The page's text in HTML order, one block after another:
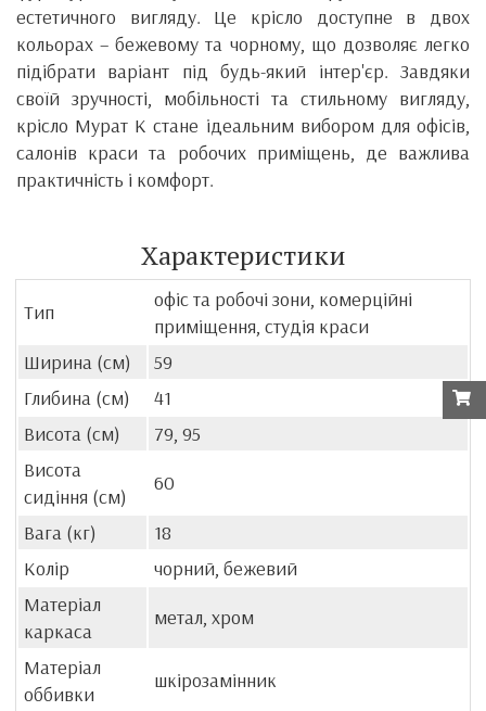
естетичного вигляду. Це крісло доступне в двох
кольорах – бежевому та чорному, що дозволяє легко
підібрати варіант під будь-який інтер'єр. Завдяки
своїй зручності, мобільності та стильному вигляду,
крісло Мурат К стане ідеальним вибором для офісів,
салонів краси та робочих приміщень, де важлива
практичність і комфорт.
Характеристики
Тип
офіс та робочі зони, комерційні
приміщення, студія краси
Ширина (см)
59
Глибина (см)
41
Висота (см)
79, 95
Висота
сидіння (см)
60
Вага (кг)
18
Колір
чорний, бежевий
Матеріал
каркаса
метал, хром
Матеріал
оббивки
шкірозамінник